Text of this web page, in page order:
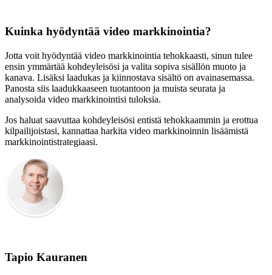
Kuinka hyödyntää video markkinointia?
Jotta voit hyödyntää video markkinointia tehokkaasti, sinun tulee
ensin ymmärtää kohdeyleisösi ja valita sopiva sisällön muoto ja
kanava. Lisäksi laadukas ja kiinnostava sisältö on avainasemassa.
Panosta siis laadukkaaseen tuotantoon ja muista seurata ja
analysoida video markkinointisi tuloksia.
Jos haluat saavuttaa kohdeyleisösi entistä tehokkaammin ja erottua
kilpailijoistasi, kannattaa harkita video markkinoinnin lisäämistä
markkinointistrategiaasi.
Tapio Kauranen